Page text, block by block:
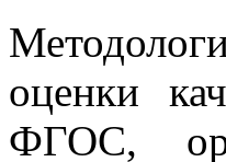
оценки
ФГОС,